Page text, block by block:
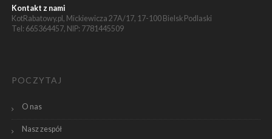
Kontakt z nami
KotRabatowy.pl, Mickiewicza 27A/17, 17-100 Bielsk Podlaski
Tel: 665364457, NIP: 7781445509
POCZYTAJ
O nas
Nasz zespół